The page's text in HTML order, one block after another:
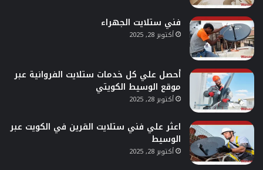
فني ستلايت الجهراء
أكتوبر 28, 2025
أحصل علي كل خدمات ستلايت الفروانية عبر
موقع الوسيط الكويتي
أكتوبر 28, 2025
اعثر علي فني ستلايت القرين في الكويت عبر
الوسيط
أكتوبر 28, 2025